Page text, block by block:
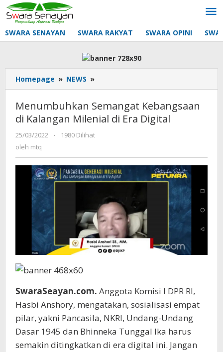
Lewati
ke
konten
SWARA SENAYAN SWARA RAKYAT SWARA OPINI
Homepage » NEWS »
Semangat
di
Kalangan
Menumbuhkan Semangat Kebangsaan
di Kalangan Milenial di Era Digital
25/03/2022
oleh
-
1980 Dilihat
oleh mtq
SwaraSeayan.com. Anggota Komisi I DPR RI,
Hasbi Anshory, mengatakan, sosialisasi empat
pilar, yakni Pancasila, NKRI, Undang-Undang
Dasar 1945 dan Bhinneka Tunggal Ika harus
semakin ditingkatkan di era digital ini. Jangan